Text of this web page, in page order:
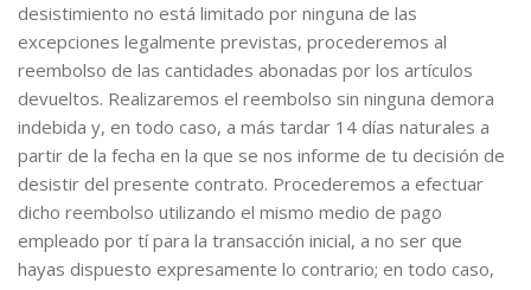
desistimiento no está limitado por ninguna de las
excepciones legalmente previstas, procederemos al
reembolso de las cantidades abonadas por los artículos
devueltos. Realizaremos el reembolso sin ninguna demora
indebida y, en todo caso, a más tardar 14 días naturales a
partir de la fecha en la que se nos informe de tu decisión de
desistir del presente contrato. Procederemos a efectuar
dicho reembolso utilizando el mismo medio de pago
empleado por tí para la transacción inicial, a no ser que
hayas dispuesto expresamente lo contrario; en todo caso,